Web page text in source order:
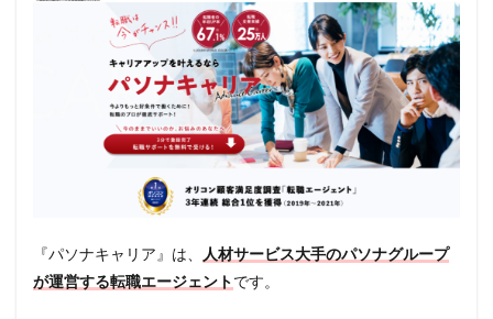
『パソナキャリア』は、
人材サービス大手のパソナグループ
が運営する転職エージェントです。